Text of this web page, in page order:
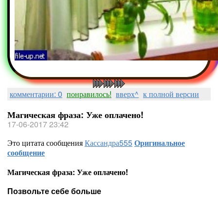
комментарии: 0 понравилось! вверх^ к полной версии
Магическая фраза: Уже оплачено!
17-06-2017 23:42
Это цитата сообщенияКассандра555Оригинальное
сообщение
Магическая фраза: Уже оплачено!
Позвольте себе больше